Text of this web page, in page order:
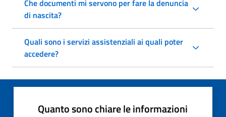
Che documenti mi servono per fare la denuncia
di nascita?
Quali sono i servizi assistenziali ai quali poter
accedere?
Quanto sono chiare le informazioni